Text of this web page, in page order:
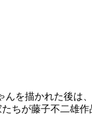
んを描かれた後は
ちが藤子不二雄